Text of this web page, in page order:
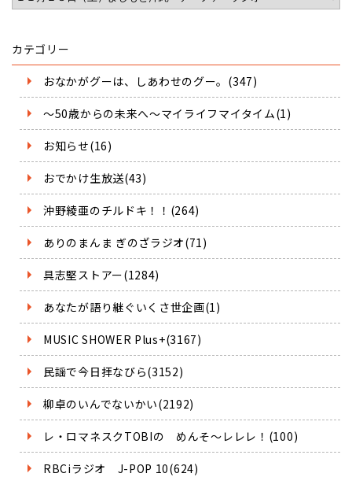
カテゴリー
おなかがグーは、しあわせのグー。(347)
～50歳からの未来へ～マイライフマイタイム(1)
お知らせ(16)
おでかけ生放送(43)
沖野綾亜のチルドキ！！(264)
ありのまんま ぎのざラジオ(71)
具志堅ストアー(1284)
あなたが語り継ぐいくさ世企画(1)
MUSIC SHOWER Plus+(3167)
民謡で今日拝なびら(3152)
柳卓のいんでないかい(2192)
レ・ロマネスクTOBIの めんそ～レレレ！(100)
RBCiラジオ J-POP 10(624)